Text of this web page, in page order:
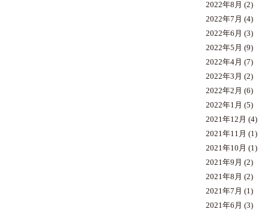
2022年8月 (2)
2022年7月 (4)
2022年6月 (3)
2022年5月 (9)
2022年4月 (7)
2022年3月 (2)
2022年2月 (6)
2022年1月 (5)
2021年12月 (4)
2021年11月 (1)
2021年10月 (1)
2021年9月 (2)
2021年8月 (2)
2021年7月 (1)
2021年6月 (3)